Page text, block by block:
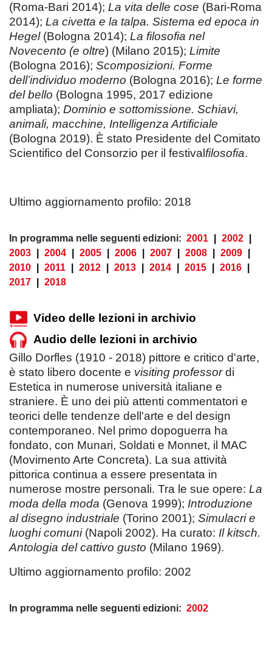
(Roma-Bari 2014); La vita delle cose (Bari-Roma
2014); La civetta e la talpa. Sistema ed epoca in
Hegel (Bologna 2014); La filosofia nel
Novecento (e oltre) (Milano 2015); Limite
(Bologna 2016); Scomposizioni. Forme
dell’individuo moderno (Bologna 2016); Le forme
del bello (Bologna 1995, 2017 edizione
ampliata); Dominio e sottomissione. Schiavi,
animali, macchine, Intelligenza Artificiale
(Bologna 2019). È stato Presidente del Comitato
Scientifico del Consorzio per il festivalfilosofia.
Ultimo aggiornamento profilo: 2018
In programma nelle seguenti edizioni: 2001 2002
2003
2004 2005 2006 2007 2008 2009
2010
2011 2012 2013 2014 2015 2016
2017
2018
Video delle lezioni in archivio
Audio delle lezioni in archivio
Gillo Dorfles (1910 - 2018) pittore e critico d'arte,
è stato libero docente e visiting professordi
Estetica in numerose università italiane e
straniere. È uno dei più attenti commentatori e
teorici delle tendenze dell'arte e del design
contemporaneo. Nel primo dopoguerra ha
fondato, con Munari, Soldati e Monnet, il MAC
(Movimento Arte Concreta). La sua attività
pittorica continua a essere presentata in
numerose mostre personali. Tra le sue opere: La
moda della moda (Genova 1999); Introduzione
al disegno industriale (Torino 2001); Simulacri e
luoghi comuni(Napoli 2002). Ha curato: Il kitsch.
Antologia del cattivo gusto (Milano 1969).
Ultimo aggiornamento profilo: 2002
In programma nelle seguenti edizioni: 2002